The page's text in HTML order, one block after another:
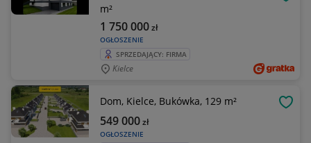
m²
OGŁOSZENIE
1 750 000zł
SPRZEDAJĄCY: FIRMA
Kielce
Dom, Kielce, Bukówka, 129 m²
OGŁOSZENIE
549 000zł